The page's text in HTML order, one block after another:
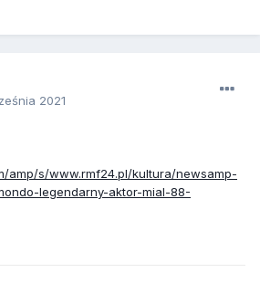
2021
amp/s/www.rmf24.pl/kultura/newsamp-
legendarny-aktor-mial-88-